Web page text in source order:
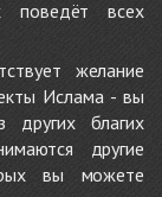
поведёт всех
желание
Ислама - вы
других благих
другие
вы можете